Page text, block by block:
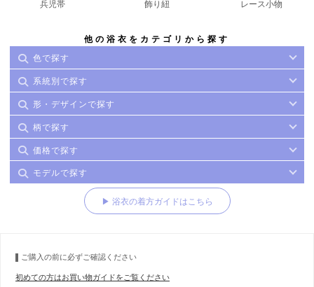
兵児帯 飾り紐 レース小物
他の浴衣をカテゴリから探す
色で探す
系統別で探す
形・デザインで探す
柄で探す
価格で探す
モデルで探す
▶ 浴衣の着方ガイドはこちら
ご購入の前に必ずご確認ください
初めての方はお買い物ガイドをご覧ください